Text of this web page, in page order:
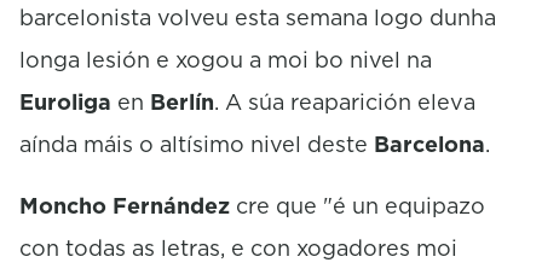
barcelonista volveu esta semana logo dunha
longa lesión e xogou a moi bo nivel na
Euroliga en Berlín. A súa reaparición eleva
aínda máis o altísimo nivel deste Barcelona.
Moncho Fernández cre que "é un equipazo
con todas as letras, e con xogadores moi